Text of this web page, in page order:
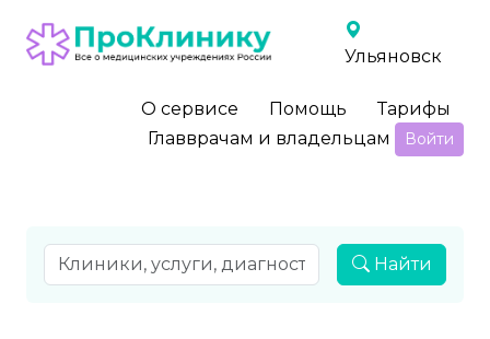
Ульяновск
О сервисе Помощь
Тарифы
Главврачам и владельцам
Войти
Найти